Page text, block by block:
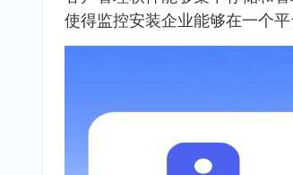
使得监控安装企业能够在一个